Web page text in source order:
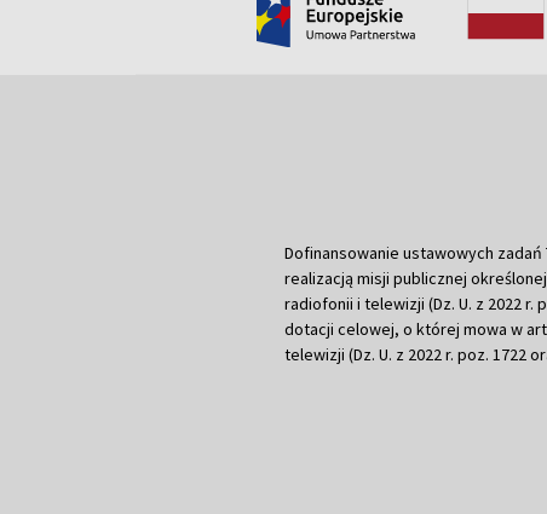
Dofinansowanie ustawowych
realizacją misji publicznej
radiofonii i telewizji (Dz. U. z 2022 r.
dotacji celowej, o której mowa w
telewizji (Dz. U. z 2022 r. poz. 1722